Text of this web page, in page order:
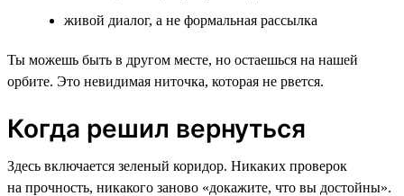
живой диалог, а не формальная рассылка
Ты можешь быть в другом месте, но остаешься на нашей
орбите. Это невидимая ниточка, которая не рвется.
Когда решил вернуться
Здесь включается зеленый коридор. Никаких проверок
на прочность, никакого заново «докажите, что вы достойны».